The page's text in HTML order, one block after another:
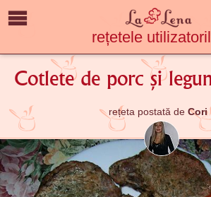
rețetele
Cotlete de porc și
rețeta postată de Cori